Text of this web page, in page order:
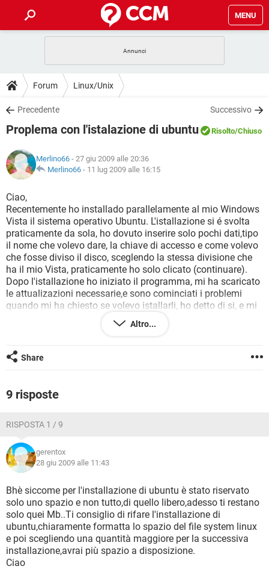
MENU
INTRATTENIMENTO
iOS
INSTAGRAM WHATSAPP
TIKTOK
HARDWARE
GUIDE
COVID-19
INSTAGRAM WHATSAPP
TIKTOK
HARDWARE
DOWNLOAD
COVID-19 GAMING
INTRATTENIMENTO
iOS WINDOWS 10
INSTAGRAM
TIKTOK FACEBOOK
HARDWARE
FORUM
COVID-19 GAMING
INTRATTENIMENTO
iOS
INSTAGRAM WHATSAPP
TIKTOK FACEBOOK
HARDWARE
GLOSSARIO
COVID-19
INTRATTENIMENTO ANDROID
iOS WINDOWS 10
INSTAGRAM WHATSAPP
TIKTOK FACEBOOK
HARDWARE
Forum Linux/Unix
Precedente Successivo
Proplema con l'istalazione di ubuntu Risolto/Chiuso
Merlino66 - 27 giu 2009 alle 20:36
Merlino66 - 11 lug 2009 alle 16:15
Ciao,
Recentemente ho installado parallelamente al mio Windows
Vista il sistema operativo Ubuntu. L'istallazione si é svolta
praticamente da sola, ho dovuto inserire solo pochi dati,tipo
il nome che volevo dare, la chiave di accesso e come volevo
che fosse diviso il disco, sceglendo la stessa divisione che
ha il mio Vista, praticamente ho solo clicato (continuare).
Dopo l'istallazione ho iniziato il programma, mi ha scaricato
le attualizazioni necessarie,e sono cominciati i problemi
quando mi ha chiesto se volevo istallarli, ho detto di si, e mi
é auscito un messagio che dice che non ho spazio in disco e
di liberare circa 533mb di spazio nel disco, sono andato a
riscontrato che ne ho circa 6GB, nell'altra divisione D ne ho
circa 30GB. Mi potete aiutare a risolvere il problema, e dirmi
Da praticamente dal grande Inesperto che sono, ho
combinato un altro pasticcio, pensando di avere sbagliato
volta lo stesso programma, pensando che si installase sopra
programma installato con lo stesso problema piu il mio
Vista. Anche qui ho bisogno de vostro aiuto, come ne levo
uno?
Grazie: Marco
Altro...
Share
9 risposte
RISPOSTA 1 / 9
gerentox
28 giu 2009 alle 11:43
Bhè siccome per l'installazione di ubuntu è stato riservato
solo uno spazio e non tutto,di quello libero,adesso ti restano
solo quei Mb..Ti consiglio di rifare l'installazione di
ubuntu,chiaramente formatta lo spazio del file system linux
e poi scegliendo una quantità maggiore per la successiva
installazione,avrai più spazio a disposizione.
Ciao